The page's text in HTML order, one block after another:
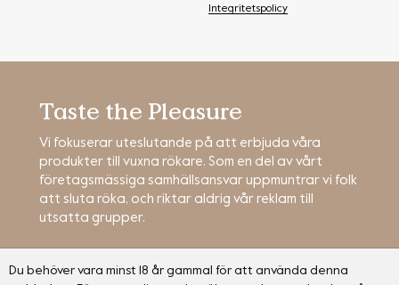
Du behöver vara minst 18 år gammal för att använda denna
Integritetspolicy
Taste the Pleasure
Vi fokuserar uteslutande på att erbjuda våra
produkter till vuxna rökare. Som en del av vårt
företagsmässiga samhällsansvar uppmuntrar vi folk
att sluta röka, och riktar aldrig vår reklam till
utsatta grupper.